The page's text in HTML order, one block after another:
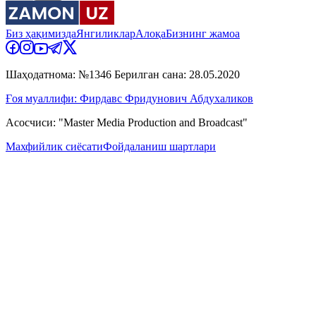
Биз ҳақимиздаЯнгиликларАлоқаБизнинг жамоа
Шаҳодатнома: №1346 Берилган сана: 28.05.2020
Ғоя муаллифи: Фирдавс Фридунович Абдухаликов
Асосчиси: "Master Media Production and Broadcast"
Махфийлик сиёсатиФойдаланиш шартлари